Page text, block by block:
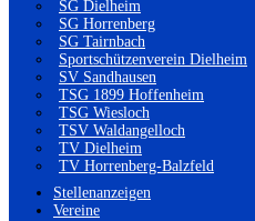
SG Dielheim
SG Horrenberg
SG Tairnbach
Sportschützenverein Dielheim
SV Sandhausen
TSG 1899 Hoffenheim
TSG Wiesloch
TSV Waldangelloch
TV Dielheim
TV Horrenberg-Balzfeld
Stellenanzeigen
Vereine